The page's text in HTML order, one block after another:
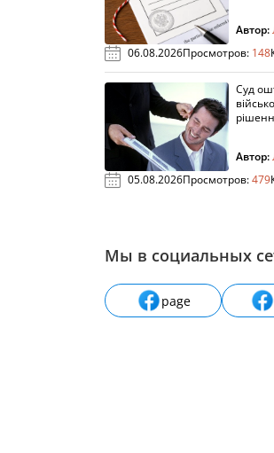
Автор:
06.08.2026Просмотров: 148
Суд
Автор:
05.08.2026Просмотров:479
Мы в социальных
page